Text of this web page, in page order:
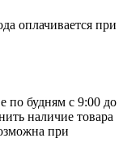
оплачивается при
по будням с 9:00 до
наличие товара
при